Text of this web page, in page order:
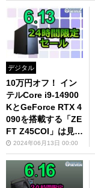
デジタル
10万円オフ！ イン
テルCore i9-14900
KとGeForce RTX 4
090を搭載する「ZE
FT Z45COI」は見逃
せない！
2024年06月13日 00:00